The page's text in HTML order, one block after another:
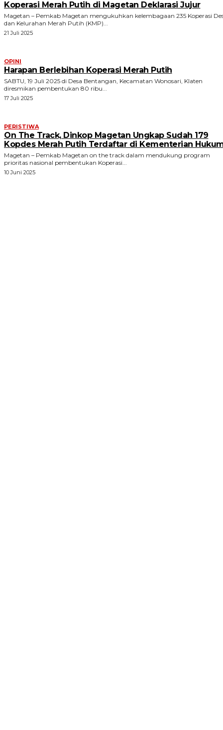
Koperasi Merah Putih di Magetan Deklarasi Jujur
Magetan – Pemkab Magetan mengukuhkan kelembagaan 235 Koperasi
dan Kelurahan Merah Putih (KMP)...
21 Juli 2025
OPINI
Harapan Berlebihan Koperasi Merah Putih
SABTU, 19 Juli 2025 di Desa Bentangan, Kecamatan Wonosari, Klaten
diresmikan pembentukan 80 ribu...
17 Juli 2025
PERISTIWA
On The Track, Dinkop Magetan Ungkap Sudah 179
Kopdes Merah Putih Terdaftar di Kementerian
Magetan – Pemkab Magetan on the track dalam mendukung program
prioritas nasional pembentukan Koperasi...
10 Juni 2025